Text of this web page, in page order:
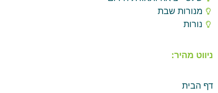
מנורות שבת
נורות
ניווט מהיר:
דף הבית